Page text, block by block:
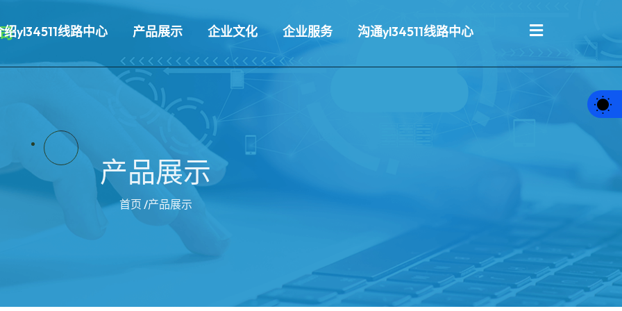
绍yl34511线路中心 产品展示 企业文化 企业服务 沟通yl34511线路中心
产品展示
首页 /产品展示